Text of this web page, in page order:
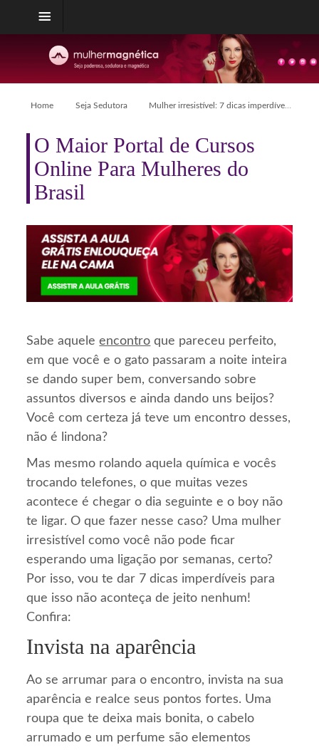
Home Seja Sedutora Mulher irresistível: 7 dicas imperdíveis para ele te ligar no outro dia
O Maior Portal de Cursos
Online Para Mulheres do
Brasil
Sabe aqueleencontro que pareceu perfeito,
em que você e o gato passaram a noite inteira
se dando super bem, conversando sobre
assuntos diversos e ainda dando uns beijos?
Você com certeza já teve um encontro desses,
não é lindona?
Mas mesmo rolando aquela química e vocês
trocando telefones, o que muitas vezes
acontece é chegar o dia seguinte e o boy não
te ligar. O que fazer nesse caso? Uma mulher
irresistível como você não pode ficar
esperando uma ligação por semanas, certo?
Por isso, vou te dar 7 dicas imperdíveis para
que isso não aconteça de jeito nenhum!
Confira:
Invista na aparência
Ao se arrumar para o encontro, invista na sua
aparência e realce seus pontos fortes. Uma
roupa que te deixa mais bonita, o cabelo
arrumado e um perfume são elementos